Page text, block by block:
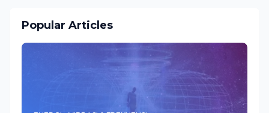
Popular Articles